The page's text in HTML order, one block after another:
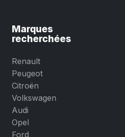
Marques
recherchées
Renault
Peugeot
Citroën
Volkswagen
Audi
Opel
Ford